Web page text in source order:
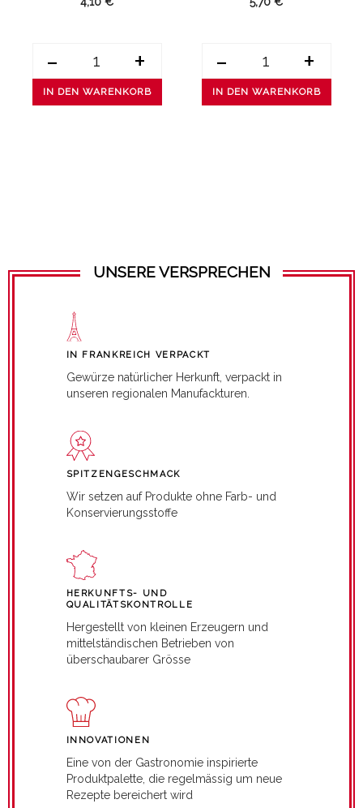
- +
IN DEN WARENKORB
- +
IN DEN WARENKORB
UNSERE VERSPRECHEN
IN FRANKREICH VERPACKT
Gewürze natürlicher Herkunft, verpackt in
unseren regionalen Manufackturen.
SPITZENGESCHMACK
Wir setzen auf Produkte ohne Farb- und
Konservierungsstoffe
HERKUNFTS- UND
QUALITÄTSKONTROLLE
Hergestellt von kleinen Erzeugern und
mittelständischen Betrieben von
überschaubarer Grösse
INNOVATIONEN
Eine von der Gastronomie inspirierte
Produktpalette, die regelmässig um neue
Rezepte bereichert wird